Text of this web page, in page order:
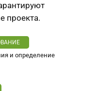
проекта.
и определение